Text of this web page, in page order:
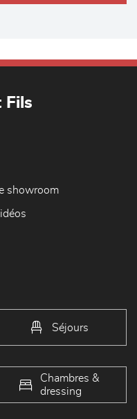
Fils
showroom
Séjours
Chambres &
dressing